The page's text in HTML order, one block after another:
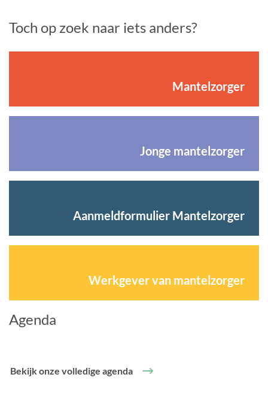
Toch op zoek naar iets anders?
Mantelzorger
Jonge mantelzorger
Aanmeldformulier Mantelzorger
Werkgever van mantelzorger
Agenda
Bekijk onze volledige agenda